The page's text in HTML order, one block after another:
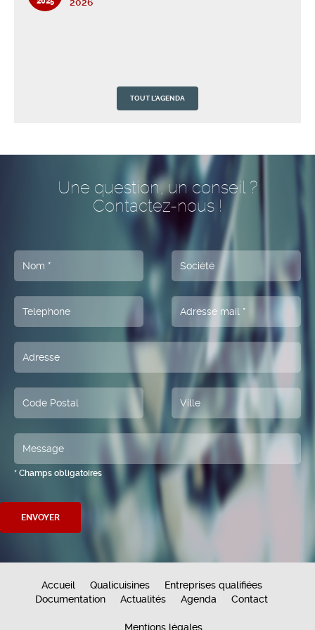
TOUT L'AGENDA
QUALICUISINES vous adresse ses voeux les
plus chaleureux de belle et heureuse année
Une question, un conseil ?
Contactez-nous !
* Champs obligatoires
Accueil Qualicuisines
Entreprises qualifiées
Documentation
Actualités Agenda Contact
Mentions légales